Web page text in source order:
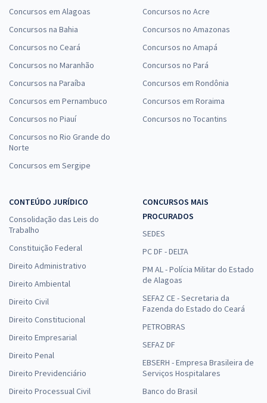
Concursos em Alagoas
Concursos na Bahia
Concursos no Ceará
Concursos no Maranhão
Concursos na Paraíba
Concursos em Pernambuco
Concursos no Piauí
Concursos no Rio Grande do
Norte
Concursos em Sergipe
Concursos no Acre
Concursos no Amazonas
Concursos no Amapá
Concursos no Pará
Concursos em Rondônia
Concursos em Roraima
Concursos no Tocantins
CONTEÚDO JURÍDICO
Consolidação das Leis do
Trabalho
Constituição Federal
Direito Administrativo
Direito Ambiental
Direito Civil
Direito Constitucional
Direito Empresarial
Direito Penal
Direito Previdenciário
Direito Processual Civil
CONCURSOS MAIS
PROCURADOS
SEDES
PC DF - DELTA
PM AL - Polícia Militar do Estado
de Alagoas
SEFAZ CE - Secretaria da
Fazenda do Estado do Ceará
PETROBRAS
SEFAZ DF
EBSERH - Empresa Brasileira de
Serviços Hospitalares
Banco do Brasil